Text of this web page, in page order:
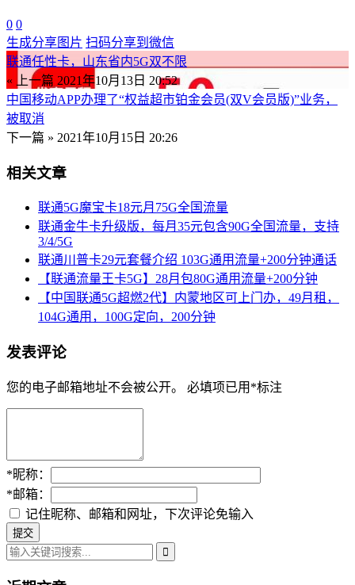
0 0
生成分享图片 扫码分享到微信
联通任性卡，山东省内5G双不限
« 上一篇 2021年10月13日 20:52
中国移动APP办理了“权益超市铂金会员(双V会员版)”业务，
被取消
下一篇 » 2021年10月15日 20:26
相关文章
联通5G魔宝卡18元月75G全国流量
联通金牛卡升级版，每月35元包含90G全国流量，支持
3/4/5G
联通川普卡29元套餐介绍 103G通用流量+200分钟通话
【联通流量王卡5G】28月包80G通用流量+200分钟
【中国联通5G超燃2代】内蒙地区可上门办，49月租，
104G通用，100G定向，200分钟
发表评论
您的电子邮箱地址不会被公开。 必填项已用 *标注
*昵称：
*邮箱：
记住昵称、邮箱和网址，下次评论免输入